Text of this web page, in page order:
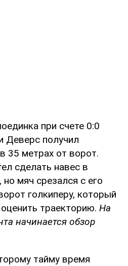
при счете 0:0
Деверс получил
35 метрах от ворот.
сделать навес в
мяч срезался с его
голкиперу, который
траекторию. На
начинается обзор
тайму время